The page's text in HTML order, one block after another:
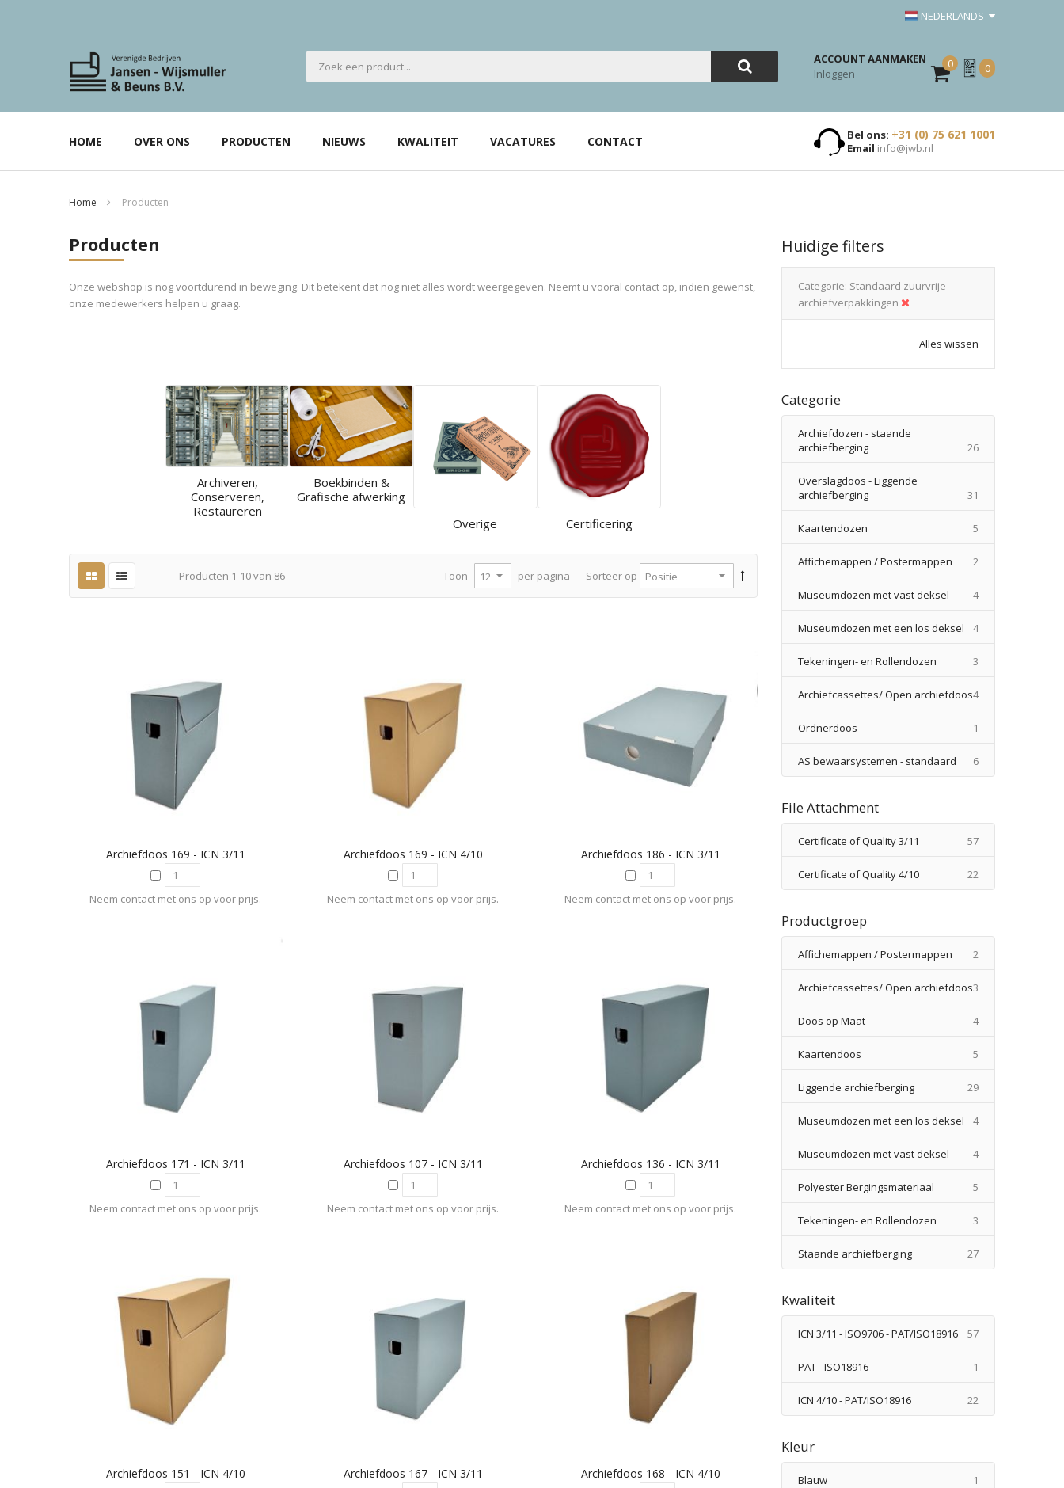
NEDERLANDS
ACCOUNT AANMAKEN
Inloggen
0
Mijn
Offerte
0
HOME OVER ONS PRODUCTEN NIEUWS KWALITEIT VACATURES CONTACT Bel ons: +31 (0) 75 621 1001
Email info@jwb.nl
Home Producten
Producten
Onze webshop is nog voortdurend in beweging. Dit betekent dat nog niet alles wordt weergegeven. Neemt u vooral contact op, indien gewenst,
onze medewerkers helpen u graag.
Archiveren,
Conserveren,
Restaureren
Boekbinden &
Grafische afwerking
Overige
Certificering
Producten 1-10van 86 Sorteer op
Toon per pagina
Archiefdoos 169 - ICN 3/11
Neem contact met ons op voor prijs.
Archiefdoos 169 - ICN 4/10
Neem contact met ons op voor prijs.
Archiefdoos 186 - ICN 3/11
Neem contact met ons op voor prijs.
Archiefdoos 171 - ICN 3/11
Neem contact met ons op voor prijs.
Archiefdoos 107 - ICN 3/11
Neem contact met ons op voor prijs.
Archiefdoos 136 - ICN 3/11
Neem contact met ons op voor prijs.
Archiefdoos 151 - ICN 4/10 Archiefdoos 167 - ICN 3/11 Archiefdoos 168 - ICN 4/10
Huidige filters
Categorie Standaard zuurvrije
archiefverpakkingen
Alles wissen
Categorie
Archiefdozen - staande
archiefberging
26producten
Overslagdoos - Liggende
archiefberging
31
Kaartendozen 5
Affichemappen / Postermappen 2
Museumdozen met vast deksel 4producten
Museumdozen met een los deksel 4producten
Tekeningen- en Rollendozen 3
Archiefcassettes/ Open archiefdoos4producten
Ordnerdoos 1
AS bewaarsystemen - standaard 6producten
File Attachment
Certificate of Quality 3/11 57producten
Certificate of Quality 4/10 22
Productgroep
Affichemappen / Postermappen 2
Archiefcassettes/ Open archiefdoos3
Doos op Maat 4producten
Kaartendoos 5
Liggende archiefberging 29producten
Museumdozen met een los deksel 4producten
Museumdozen met vast deksel 4producten
Polyester Bergingsmateriaal 5
Tekeningen- en Rollendozen 3
Staande archiefberging 27producten
Kwaliteit
ICN 3/11 - ISO9706 - PAT/ISO18916 57producten
PAT - ISO18916 1
ICN 4/10 - PAT/ISO18916 22
Kleur
Blauw 1